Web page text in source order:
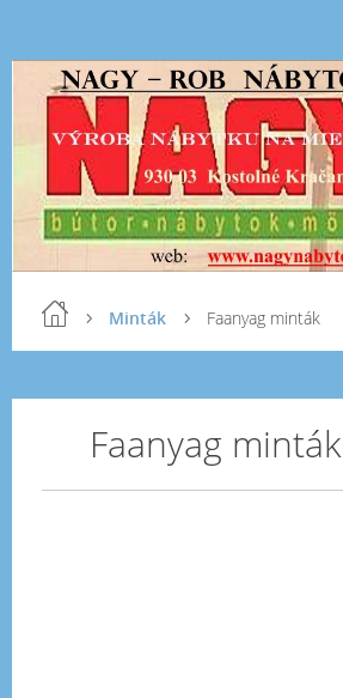
Minták Faanyag minták
Faanyag minták